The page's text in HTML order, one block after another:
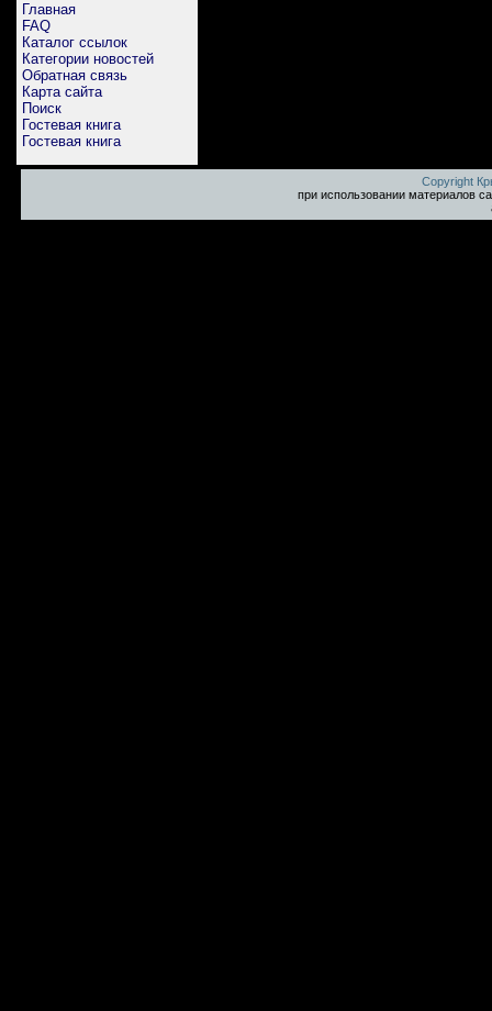
Главная
FAQ
Каталог ссылок
Категории новостей
Обратная связь
Карта сайта
Поиск
Гостевая книга
Гостевая книга
Copyright
при использовании материалов